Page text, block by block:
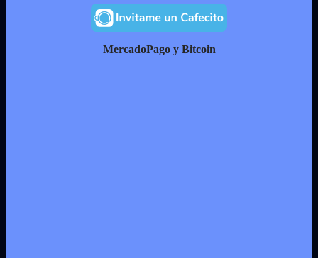
MercadoPago y Bitcoin